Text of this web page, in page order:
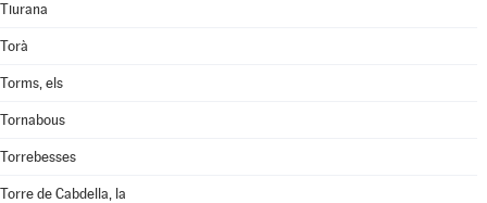
Tiurana
Torà
Torms, els
Tornabous
Torrebesses
Torre de Cabdella, la